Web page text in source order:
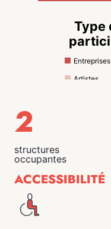
Type
Entreprises
Artistes
2
structures
occupantes
ACCESSIBILITÉ